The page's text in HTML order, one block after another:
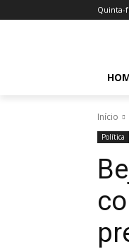
Quinta-
Início
Política